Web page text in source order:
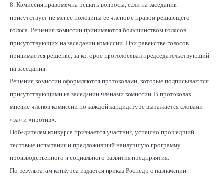
8. Комиссия правомочна решать вопросы, если на заседании
присутствует не менее половины ее членов с правом решающего
голоса. Решения комиссии принимаются большинством голосов
присутствующих на заседании комиссии. При равенстве голосов
принимается решение, за которое проголосовал председательствующий
на заседании.
Решения комиссии оформляются протоколами, которые подписываются
присутствующими на заседании членами комиссии. В протоколах
мнение членов комиссии по каждой кандидатуре выражается словами
«за» и «против».
Победителем конкурса признается участник, успешно прошедший
тестовые испытания и предложивший наилучшую программу
производственного и социального развития предприятия.
По результатам конкурса издается приказ Роснедр о назначении